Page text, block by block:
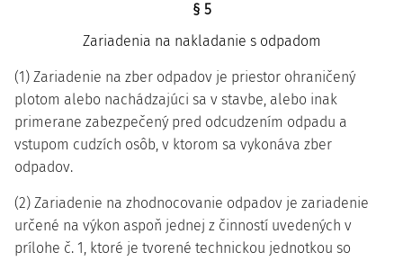
§ 5
Zariadenia na nakladanie s odpadom
(1) Zariadenie na zber odpadov je priestor ohraničený
plotom alebo nachádzajúci sa v stavbe, alebo inak
primerane zabezpečený pred odcudzením odpadu a
vstupom cudzích osôb, v ktorom sa vykonáva zber
odpadov.
(2) Zariadenie na zhodnocovanie odpadov je zariadenie
určené na výkon aspoň jednej z činností uvedených v
prílohe č. 1, ktoré je tvorené technickou jednotkou so